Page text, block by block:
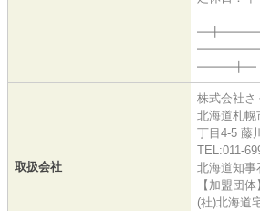
━━━╋━
取扱会社
株式会社さ
北海道札幌
丁目4-5 藤
TEL:011-
北海道知事
【加盟団体
(社)北海道